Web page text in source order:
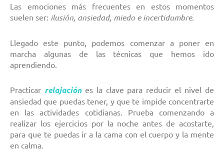
Las emociones más frecuentes en estos momentos
suelen ser: ilusión, ansiedad, miedo e incertidumbre.
Llegado este punto, podemos comenzar a poner en
marcha algunas de las técnicas que hemos ido
aprendiendo.
Practicar relajaciónes la clave para reducir el nivel de
ansiedad que puedas tener, y que te impide concentrarte
en las actividades cotidianas. Prueba comenzando a
realizar los ejercicios por la noche antes de acostarte,
para que te puedas ir a la cama con el cuerpo y la mente
en calma.